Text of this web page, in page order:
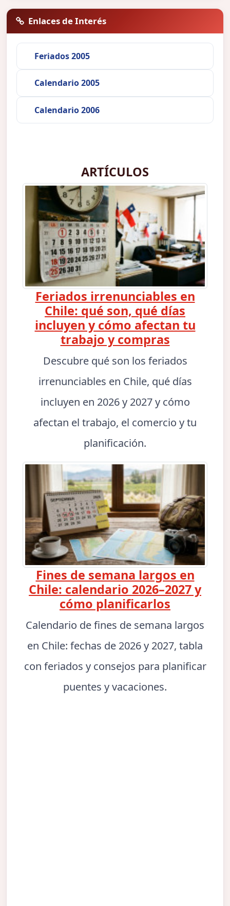
Enlaces de Interés
Feriados 2005
Calendario 2005
Calendario 2006
ARTÍCULOS
Feriados irrenunciables en
Chile: qué son, qué días
incluyen y cómo afectan tu
trabajo y compras
Descubre qué son los feriados
irrenunciables en Chile, qué días
incluyen en 2026 y 2027 y cómo
afectan el trabajo, el comercio y tu
planificación.
Fines de semana largos en
Chile: calendario 2026–2027 y
cómo planificarlos
Calendario de fines de semana largos
en Chile: fechas de 2026 y 2027, tabla
con feriados y consejos para planificar
puentes y vacaciones.